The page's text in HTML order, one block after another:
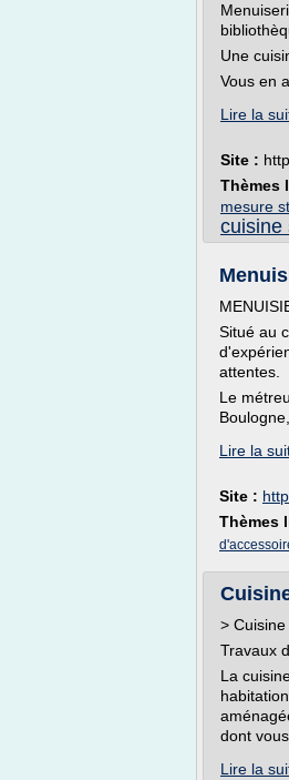
Une
Vous en
Lire la
Site :
Thèmes
mesure
cuisine
Situé au
attentes.
Le
Lire la
Site :
Thèmes
>
Travaux
La
dont vous
Lire la